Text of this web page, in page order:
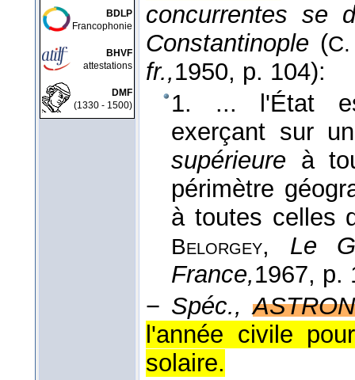
BDLP
Francophonie
BHVF
attestations
DMF
(1330 - 1500)
concurrentes se
Constantinople (C.
fr.,1950, p. 104):
1. ... l'État
exerçant sur
supérieure à
périmètre
à toutes celles
Belorgey, Le
France,1967, p.
− Spéc.,
l'année civile
solaire.